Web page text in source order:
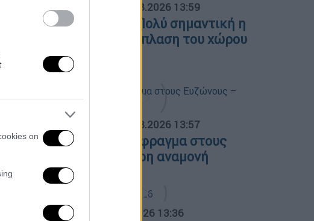
on
ΑΠΟΣΠΑΣΜΑΤΑ... 05.08.2026 13:59
Κ.Μητσοτάκης: «Πολύ σημαντική η
πρόοδος στην ανάπλαση του χώρου
της ΔΕΘ»
05.08.2026 13:57
Κυκλοφοριακό έμφραγμα στους
Ευζώνους – Τρίωρη αναμονή
Ώρα Ελλάδος... 05.08.2026 13:36